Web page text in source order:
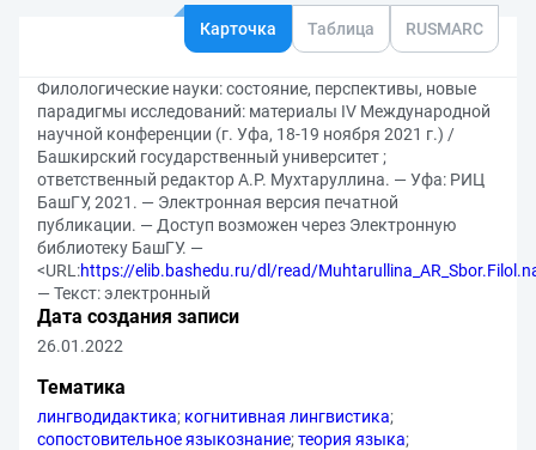
Карточка Таблица RUSMARC
Филологические науки: состояние, перспективы, новые
парадигмы исследований: материалы IV Международной
научной конференции (г. Уфа, 18-19 ноября 2021 г.) /
Башкирский государственный университет ;
ответственный редактор А.Р. Мухтаруллина. — Уфа: РИЦ
БашГУ, 2021. — Электронная версия печатной
публикации. — Доступ возможен через Электронную
библиотеку БашГУ. —
<URL:https://elib.bashedu.ru/dl/read/
— Текст: электронный
Дата создания записи
26.01.2022
Тематика
лингводидактика; когнитивная лингвистика;
сопостовительное языкознание;теория языка;